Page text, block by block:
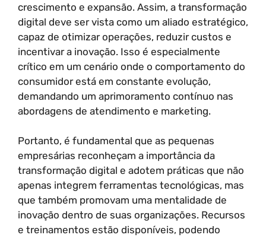
crescimento e expansão. Assim, a transformação
digital deve ser vista como um aliado estratégico,
capaz de otimizar operações, reduzir custos e
incentivar a inovação. Isso é especialmente
crítico em um cenário onde o comportamento do
consumidor está em constante evolução,
demandando um aprimoramento contínuo nas
abordagens de atendimento e marketing.
Portanto, é fundamental que as pequenas
empresárias reconheçam a importância da
transformação digital e adotem práticas que não
apenas integrem ferramentas tecnológicas, mas
que também promovam uma mentalidade de
inovação dentro de suas organizações. Recursos
e treinamentos estão disponíveis, podendo